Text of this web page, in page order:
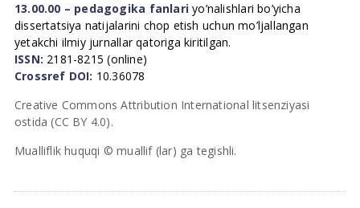
13.00.00 – pedagogika fanlari yo’nalishlari bo’yicha
dissertatsiya natijalarini chop etish uchun mo’ljallangan
yetakchi ilmiy jurnallar qatoriga kiritilgan.
ISSN: 2181-8215 (online)
Crossref DOI: 10.36078
Creative Commons Attribution International litsenziyasi
ostida (CC BY 4.0).
Mualliflik huquqi © muallif (lar) ga tegishli.